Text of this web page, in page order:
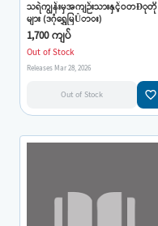
သရဲကျွန်းမှအကျဉ်းသားနှင့်ဝတÐုတို
များ (ဒဂုံရွှေမြÛား)
1,700 ကျပ်
Out of Stock
Releases Mar 28, 2026
Out of Stock favorite_border